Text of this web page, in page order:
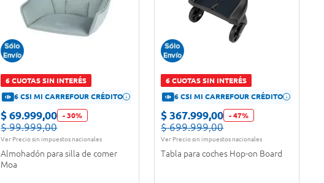
6 CUOTAS SIN INTERÉS
6 CSI MI CARREFOUR CRÉDITO
$ 69.999,00 -30%
$ 99.999,00
Ver Precio sin impuestos nacionales
Almohadón para silla de comer
Moa
6 CUOTAS SIN INTERÉS
6 CSI MI CARREFOUR CRÉDITO
$367.999,00 -47%
$ 699.999,00
Ver Precio sin impuestos nacionales
Tabla para coches Hop-on Board